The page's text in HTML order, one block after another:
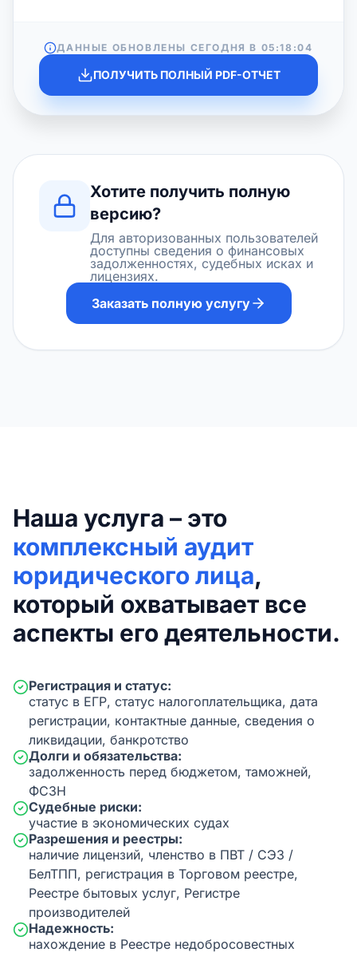
ДАННЫЕ ОБНОВЛЕНЫ СЕГОДНЯ В 05:18:04
ПОЛУЧИТЬ ПОЛНЫЙ PDF-ОТЧЕТ
Хотите получить полную
версию?
Для авторизованных пользователей
доступны сведения о финансовых
задолженностях, судебных исках и
лицензиях.
Заказать полную услугу
Наша услуга – это
комплексный аудит
юридического лица,
который охватывает все
аспекты его деятельности.
Регистрация и статус:
статус в ЕГР, статус налогоплательщика, дата
регистрации, контактные данные, сведения о
ликвидации, банкротство
Долги и обязательства:
задолженность перед бюджетом, таможней,
ФСЗН
Судебные риски:
участие в экономических судах
Разрешения и реестры:
наличие лицензий, членство в ПВТ / СЭЗ /
БелТПП, регистрация в Торговом реестре,
Реестре бытовых услуг, Регистре
производителей
Надежность:
нахождение в Реестре недобросовестных